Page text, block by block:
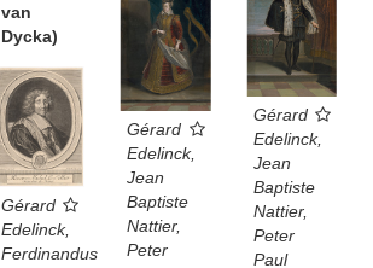
van
Dycka)
Gérard
Edelinck,
Jean
Baptiste
Nattier,
Peter
Paul
Gérard
Edelinck,
Jean
Baptiste
Nattier,
Peter
Gérard
Edelinck,
Ferdinandus